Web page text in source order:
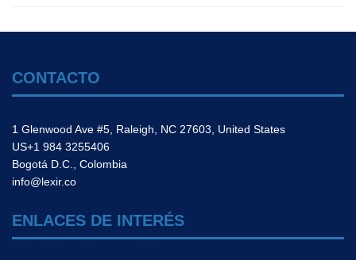
CONTACTO
1 Glenwood Ave #5, Raleigh, NC 27603, United States
US+1 984 3255406
Bogotá D.C., Colombia
info@lexir.co
ENLACES DE INTERÉS